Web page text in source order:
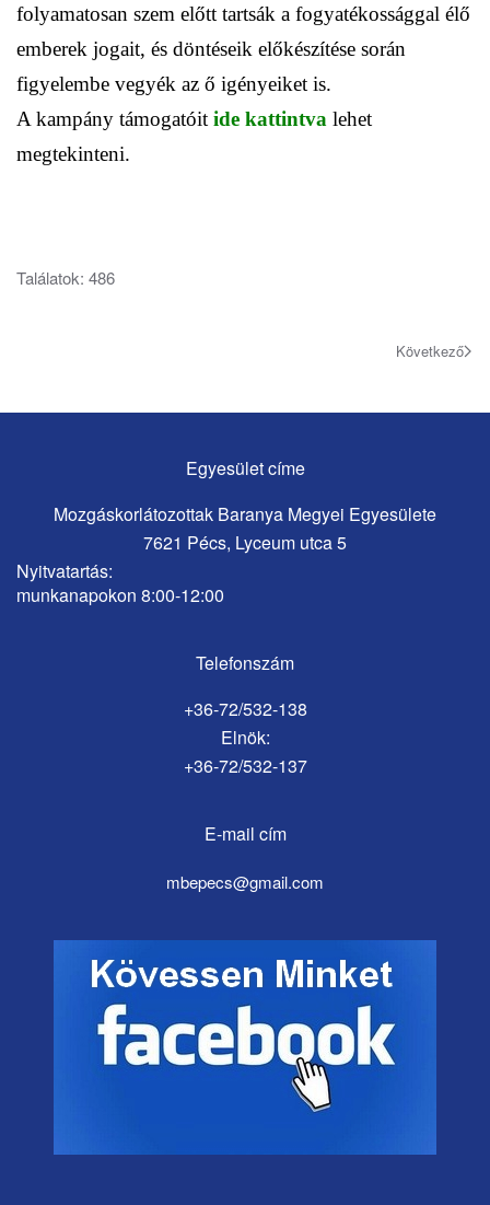
folyamatosan szem előtt tartsák a fogyatékossággal élő
emberek jogait, és döntéseik előkészítése során
figyelembe vegyék az ő igényeiket is.
A kampány támogatóit ide kattintva lehet
megtekinteni.
Találatok: 486
Következő
Egyesület címe
Mozgáskorlátozottak Baranya Megyei Egyesülete
7621 Pécs, Lyceum utca 5
Nyitvatartás:
munkanapokon 8:00-12:00
Telefonszám
+36-72/532-138
Elnök:
+36-72/532-137
E-mail cím
mbepecs@gmail.com